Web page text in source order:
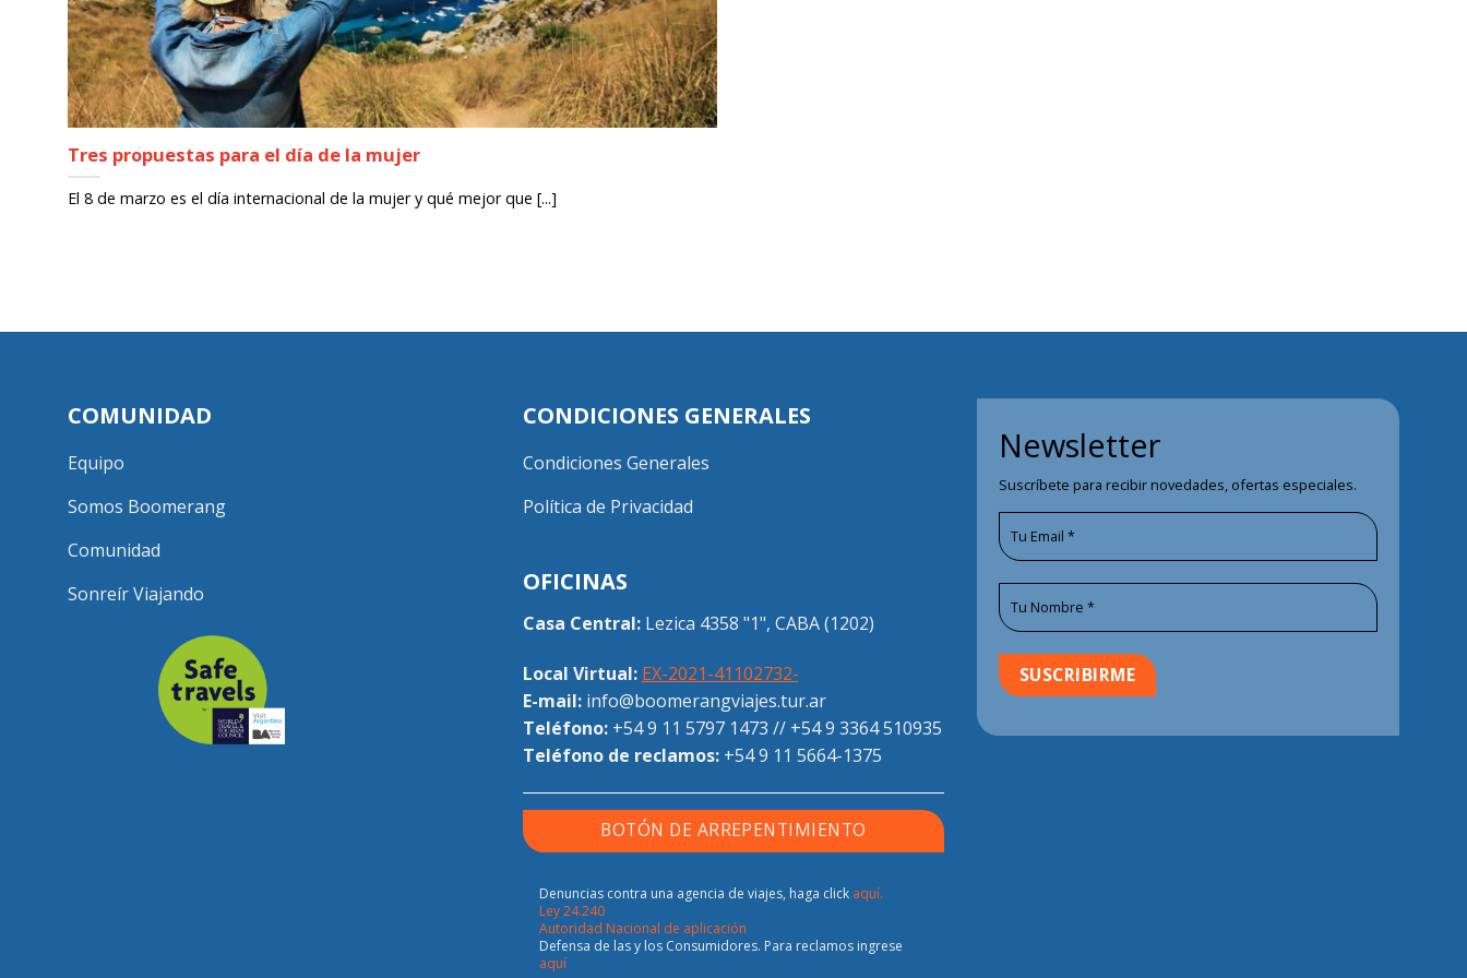
Tres propuestas para el día de la mujer
El 8 de marzo es el día internacional de la mujer y qué mejor que [...]
COMUNIDAD
Equipo
Somos Boomerang
Comunidad
Sonreír Viajando
CONDICIONES GENERALES
Condiciones Generales
Política de Privacidad
OFICINAS
Casa Central:Lezica 4358 "1", CABA (1202)
Local Virtual: EX-2021-41102732-
E-mail:info@boomerangviajes.tur.ar
Teléfono: +54 9 11 5797 1473 // +54 9 3364 510935
Teléfono de reclamos: +54 9 11 5664-1375
BOTÓN DE ARREPENTIMIENTO
Denuncias contra una agencia de viajes, haga click aquí.
Ley 24.240
Autoridad Nacional de aplicación
Defensa de las y los Consumidores. Para reclamos ingrese
aquí
Newsletter
Suscríbete para recibir novedades, ofertas especiales.